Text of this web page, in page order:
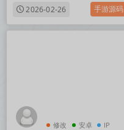
+安卓苹果双端+GM授权物
2026-02-26 手游源码
修改 安卓 IP